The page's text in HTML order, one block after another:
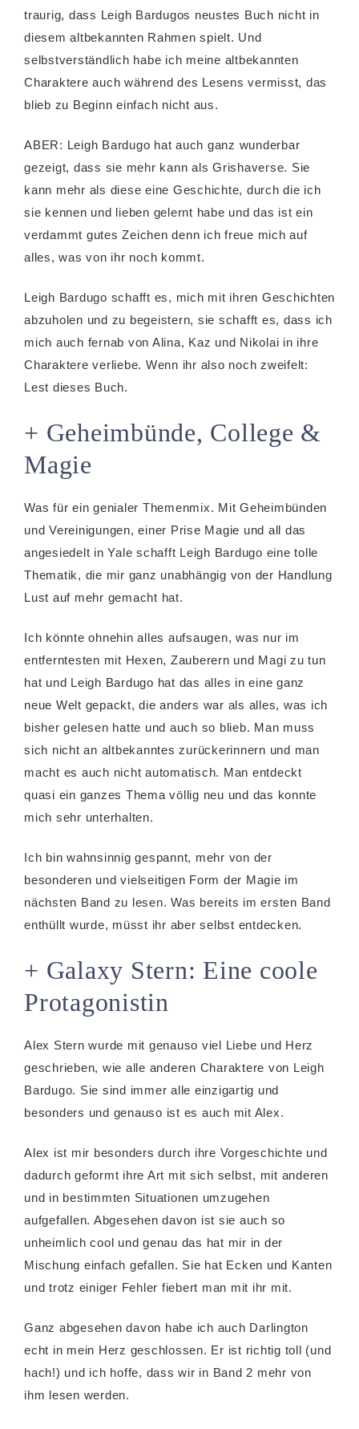
traurig, dass Leigh Bardugos neustes Buch nicht in
diesem altbekannten Rahmen spielt. Und
selbstverständlich habe ich meine altbekannten
Charaktere auch während des Lesens vermisst, das
blieb zu Beginn einfach nicht aus.
ABER: Leigh Bardugo hat auch ganz wunderbar
gezeigt, dass sie mehr kann als Grishaverse. Sie
kann mehr als diese eine Geschichte, durch die ich
sie kennen und lieben gelernt habe und das ist ein
verdammt gutes Zeichen denn ich freue mich auf
alles, was von ihr noch kommt.
Leigh Bardugo schafft es, mich mit ihren Geschichten
abzuholen und zu begeistern, sie schafft es, dass ich
mich auch fernab von Alina, Kaz und Nikolai in ihre
Charaktere verliebe. Wenn ihr also noch zweifelt:
Lest dieses Buch.
+ Geheimbünde, College &
Magie
Was für ein genialer Themenmix. Mit Geheimbünden
und Vereinigungen, einer Prise Magie und all das
angesiedelt in Yale schafft Leigh Bardugo eine tolle
Thematik, die mir ganz unabhängig von der Handlung
Lust auf mehr gemacht hat.
Ich könnte ohnehin alles aufsaugen, was nur im
entferntesten mit Hexen, Zauberern und Magi zu tun
hat und Leigh Bardugo hat das alles in eine ganz
neue Welt gepackt, die anders war als alles, was ich
bisher gelesen hatte und auch so blieb. Man muss
sich nicht an altbekanntes zurückerinnern und man
macht es auch nicht automatisch. Man entdeckt
quasi ein ganzes Thema völlig neu und das konnte
mich sehr unterhalten.
Ich bin wahnsinnig gespannt, mehr von der
besonderen und vielseitigen Form der Magie im
nächsten Band zu lesen. Was bereits im ersten Band
enthüllt wurde, müsst ihr aber selbst entdecken.
+ Galaxy Stern: Eine coole
Protagonistin
Alex Stern wurde mit genauso viel Liebe und Herz
geschrieben, wie alle anderen Charaktere von Leigh
Bardugo. Sie sind immer alle einzigartig und
besonders und genauso ist es auch mit Alex.
Alex ist mir besonders durch ihre Vorgeschichte und
dadurch geformt ihre Art mit sich selbst, mit anderen
und in bestimmten Situationen umzugehen
aufgefallen. Abgesehen davon ist sie auch so
unheimlich cool und genau das hat mir in der
Mischung einfach gefallen. Sie hat Ecken und Kanten
und trotz einiger Fehler fiebert man mit ihr mit.
Ganz abgesehen davon habe ich auch Darlington
echt in mein Herz geschlossen. Er ist richtig toll (und
hach!) und ich hoffe, dass wir in Band 2 mehr von
ihm lesen werden.